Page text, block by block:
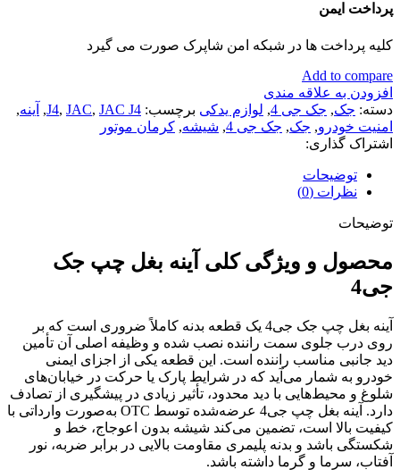
پرداخت ایمن
کلیه پرداخت ها در شبکه امن شاپرک صورت می گیرد
Add to compare
افزودن به علاقه مندی
دسته: جک, جک جی 4 , لوازم یدکی برچسب: J4, JAC, JAC J4
, آینه,
امنیت خودرو, جک, جک جی 4 , شیشه, کرمان موتور
اشتراک گذاری:
توضیحات
نظرات (0)
توضیحات
محصول و ویژگی کلی آینه بغل چپ جک
جی4
آینه بغل چپ جک جی4 یک قطعه بدنه کاملاً ضروری است که بر
روی درب جلوی سمت راننده نصب شده و وظیفه اصلی آن تأمین
دید جانبی مناسب راننده است. این قطعه یکی از اجزای ایمنی
خودرو به شمار می‌آید که در شرایط پارک یا حرکت در خیابان‌های
شلوغ و محیط‌هایی با دید محدود، تأثیر زیادی در پیشگیری از تصادف
دارد. آینه بغل چپ جی4 عرضه‌شده توسط OTC به‌صورت وارداتی با
کیفیت بالا است، تضمین می‌کند شیشه بدون اعوجاج، خط و
شکستگی باشد و بدنه پلیمری مقاومت بالایی در برابر ضربه، نور
آفتاب، سرما و گرما داشته باشد.